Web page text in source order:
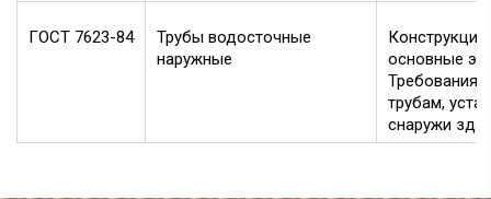
ГОСТ 7623-84
Трубы водосточные
наружные
основные
Требования
трубам,
снаружи